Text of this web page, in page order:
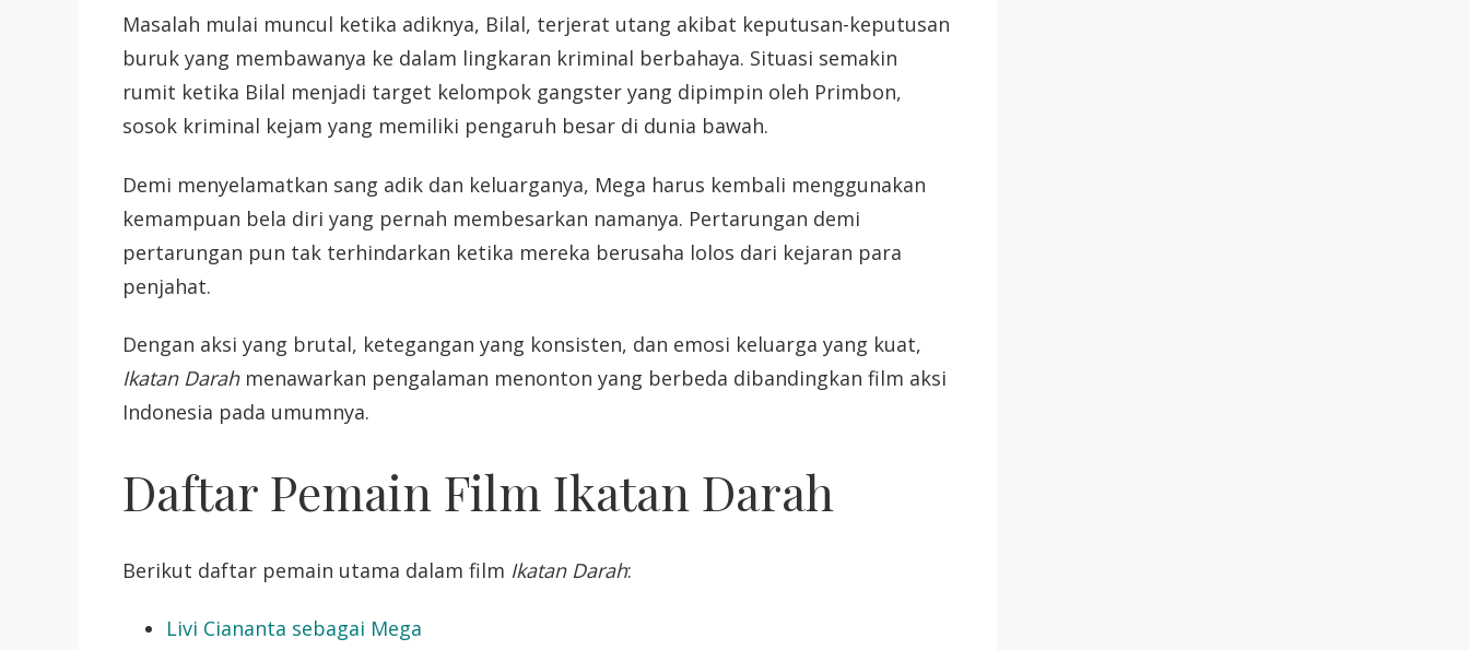
Masalah mulai muncul ketika adiknya, Bilal, terjerat utang akibat keputusan-keputusan
buruk yang membawanya ke dalam lingkaran kriminal berbahaya. Situasi semakin
rumit ketika Bilal menjadi target kelompok gangster yang dipimpin oleh Primbon,
sosok kriminal kejam yang memiliki pengaruh besar di dunia bawah.
Demi menyelamatkan sang adik dan keluarganya, Mega harus kembali menggunakan
kemampuan bela diri yang pernah membesarkan namanya. Pertarungan demi
pertarungan pun tak terhindarkan ketika mereka berusaha lolos dari kejaran para
penjahat.
Dengan aksi yang brutal, ketegangan yang konsisten, dan emosi keluarga yang kuat,
Ikatan Darahmenawarkan pengalaman menonton yang berbeda dibandingkan film aksi
Indonesia pada umumnya.
Daftar Pemain Film Ikatan Darah
Berikut daftar pemain utama dalam film Ikatan Darah:
Livi Ciananta sebagai Mega